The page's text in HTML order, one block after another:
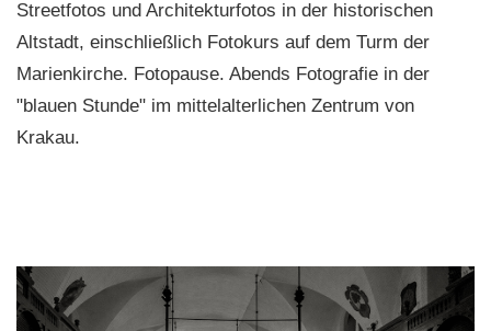
Streetfotos und Architekturfotos in der historischen
Altstadt, einschließlich Fotokurs auf dem Turm der
Marienkirche. Fotopause. Abends Fotografie in der
"blauen Stunde" im mittelalterlichen Zentrum von
Krakau.